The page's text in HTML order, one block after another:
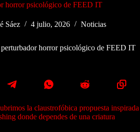
horror psicológico de FEED IT
Sáez 4 julio, 2026 Noticias
horror psicológico de FEED IT
la claustrofóbica propuesta inspirada
donde dependes de una criatura